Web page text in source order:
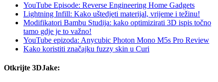
YouTube Episode: Reverse Engineering Home Gadgets
Lightning Infill: Kako uštedjeti materijal, vrijeme i težinu!
Modifikatori Bambu Studija: kako optimizirati 3D ispis točno
tamo gdje je to važno!
YouTube epizoda: Anycubic Photon Mono M5s Pro Review
Kako koristiti značajku fuzzy skin u Curi
Otkrijte 3DJake: